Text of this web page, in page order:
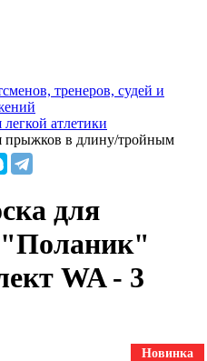
тренеров, судей и
атлетики
прыжков в длину/тройным
для
"Поланик"
WA - 3
Новинка